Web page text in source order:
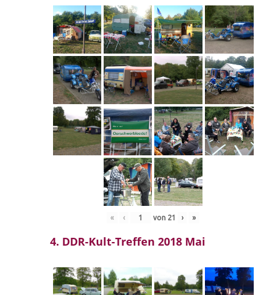
« ‹ von 21 › »
4. DDR-Kult-Treffen 2018 Mai